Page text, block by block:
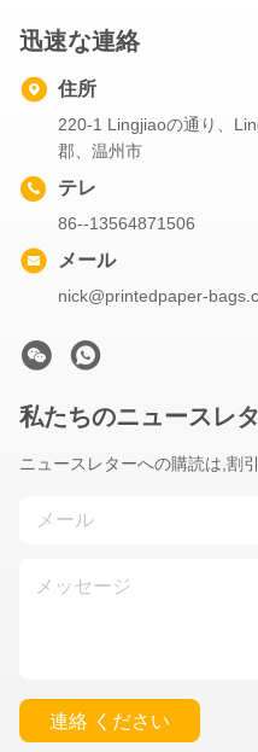
迅速な連絡
住所
220-1 Lingjiaoの通り、
郡、温州市
テレ
86--13564871506
メール
nick@printedpaper-
私たちのニュースレ
ニュースレターへの購読は,割
連絡 ください